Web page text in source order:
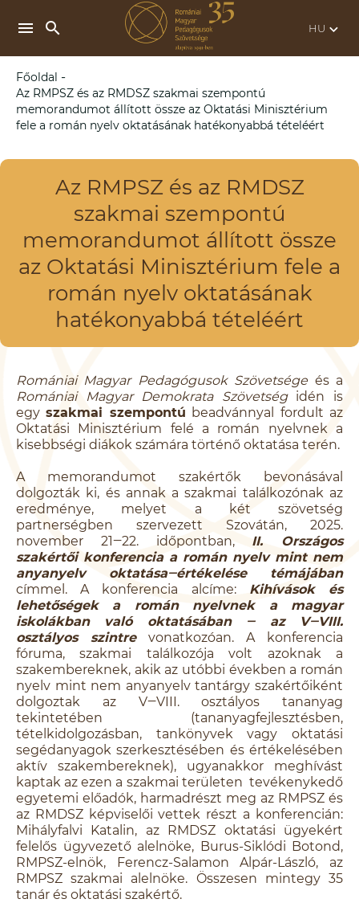
menu search keyboard_arrow_down
Főoldal -
Az RMPSZ és az RMDSZ szakmai szempontú
memorandumot állított össze az Oktatási Minisztérium
fele a román nyelv oktatásának hatékonyabbá tételéért
Az RMPSZ és az RMDSZ
szakmai szempontú
memorandumot állított össze
az Oktatási Minisztérium fele a
román nyelv oktatásának
hatékonyabbá tételéért
Romániai Magyar Pedagógusok Szövetsége és a
Romániai Magyar Demokrata Szövetségidén is
egyszakmai szempontú beadvánnyal fordult az
Oktatási Minisztérium felé a román nyelvnek a
kisebbségi diákok számára történő oktatása terén.
A memorandumot szakértők bevonásával
dolgozták ki, és annak a szakmai találkozónak az
eredménye, melyet a két szövetség
partnerségben szervezett Szovátán, 2025.
november 21‒22. időpontban, II. Országos
szakértői konferencia a román nyelv mint nem
anyanyelv oktatása‒értékelése témájában
címmel. A konferencia alcíme: Kihívások és
lehetőségek a román nyelvnek a magyar
iskolákban való oktatásában ‒ az V‒VIII.
osztályos szintrevonatkozóan. A konferencia
fóruma, szakmai találkozója volt azoknak a
szakembereknek, akik az utóbbi években a román
nyelv mint nem anyanyelv tantárgy szakértőiként
dolgoztak az V‒VIII. osztályos tananyag
tekintetében (tananyagfejlesztésben,
tételkidolgozásban, tankönyvek vagy oktatási
segédanyagok szerkesztésében és értékelésében
aktív szakembereknek), ugyanakkor meghívást
kaptak az ezen a szakmai területen tevékenykedő
egyetemi előadók, harmadrészt meg az RMPSZ és
az RMDSZ képviselői vettek részt a konferencián:
Mihályfalvi Katalin, az RMDSZ oktatási ügyekért
felelős ügyvezető alelnöke, Burus-Siklódi Botond,
RMPSZ-elnök, Ferencz-Salamon Alpár-László, az
RMPSZ szakmai alelnöke. Összesen mintegy 35
tanár és oktatási szakértő.